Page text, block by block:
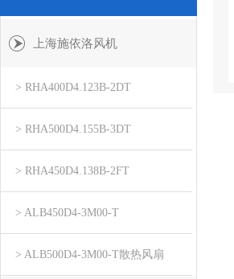
上海施依洛风机
> RHA400D4.123B-2DT
> RHA500D4.155B-3DT
> RHA450D4.138B-2FT
> ALB450D4-3M00-T
> ALB500D4-3M00-T散热风扇